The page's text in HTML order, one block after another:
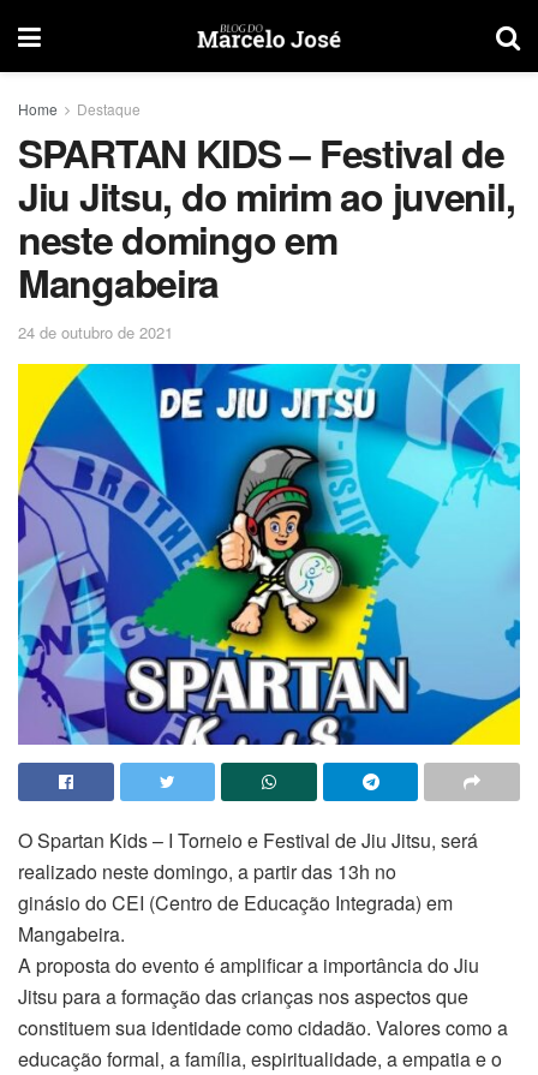
Home Destaque
SPARTAN KIDS – Festival de
Jiu Jitsu, do mirim ao juvenil,
neste domingo em
Mangabeira
24 de outubro de 2021
O Spartan Kids – I Torneio e Festival de Jiu Jitsu, será
realizado neste domingo, a partir das 13h no
ginásio do CEI (Centro de Educação Integrada) em
Mangabeira.
A proposta do evento é amplificar a importância do Jiu
Jitsu para a formação das crianças nos aspectos que
constituem sua identidade como cidadão. Valores como a
educação formal, a família, espiritualidade, a empatia e o